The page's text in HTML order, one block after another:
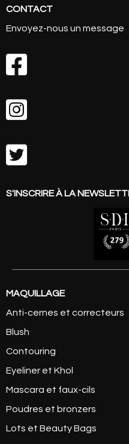
CONTACT
Envoyez-nous un message



S'INSCRIRE À LA
MAQUILLAGE
Anti-cernes et correcteurs
Blush
Contouring
Eyeliner et Khol
Mascara et faux-cils
Poudres et bronzers
Lots et Beauty Bags